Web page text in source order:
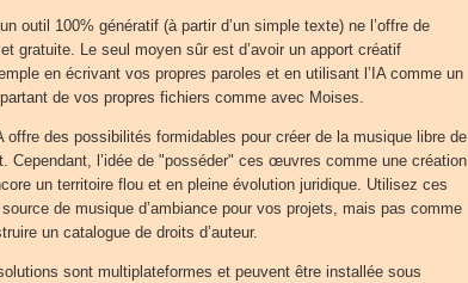
outil 100% génératif (à partir d’un simple texte) ne l’offre de
gratuite. Le seul moyen sûr est d’avoir un apport créatif
en écrivant vos propres paroles et en utilisant l’IA comme un
de vos propres fichiers comme avec Moises.
offre des possibilités formidables pour créer de la musique libre de
Cependant, l’idée de "posséder" ces œuvres comme une création
un territoire flou et en pleine évolution juridique. Utilisez ces
de musique d’ambiance pour vos projets, mais pas comme
un catalogue de droits d’auteur.
sont multiplateformes et peuvent être installée sous